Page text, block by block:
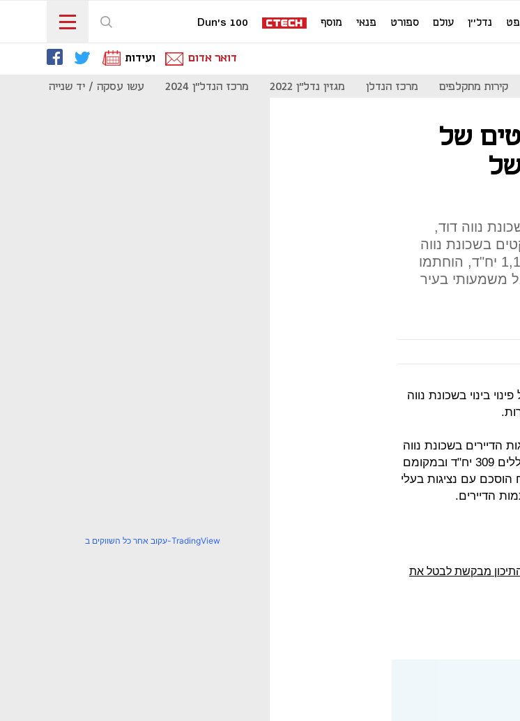
נדל''ן עולם ספורט פנאי מוסף Dun's 100
דואר אדום ועידות
קירות מתקלפים מרכז הנדלן מגזין נדל"ן 2022 מרכז הנדל"ן 2024 עשו עסקה / יד שנייה
של
נווה דוד,
פרוקטים בשכונת נווה
שאנן - ברחוב ברל כצנלסון ואז"ר - הכוללים כ-1,100 יח"ד, הוחתמו
משמעותי בעיר
בינוי בשכונת נווה
הדיירים בשכונת נווה
דוד, לבצע פרויקט במסגרתו צפויים להיהרס 19 בניינים הכוללים 309 יח"ד ובמקומם
למועד הדיווח הוסכם עם נציגות בעלי
מבקשת לבטל את
עקוב אחר כל השווקים ב-TradingView